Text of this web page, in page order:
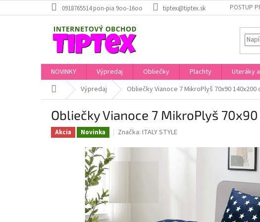
na
0918765514 pon-pia 9oo-16oo tiptex@tiptex.sk POSTUP
NOVINKY Výpredaj Obliečky Plachty Uteráky
DomovVýpredaj Obliečky Vianoce 7 MikroPlyš 70x90 140x200
Obliečky Vianoce 7 MikroPlyš
Akcia Novinka Značka: ITALY STYLE